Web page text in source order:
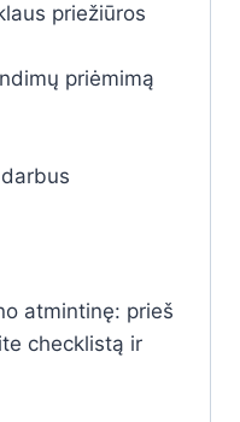
priežiūros
priėmimą
atmintinę: prieš
checklistą ir